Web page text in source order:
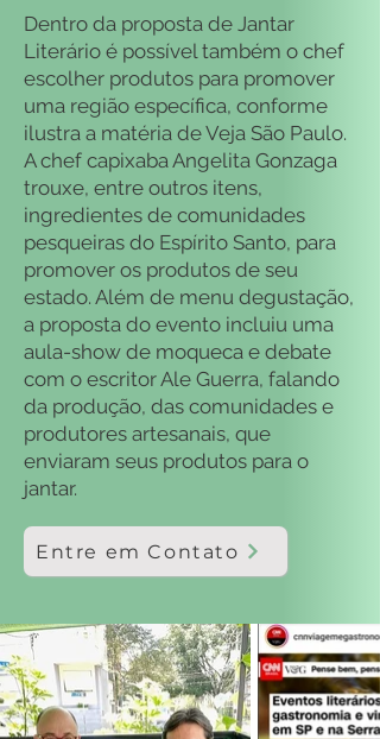
Dentro da proposta de Jantar
Literário é possível também o chef
escolher produtos para promover
uma região específica, conforme
ilustra a matéria de Veja São Paulo.
A chef capixaba Angelita Gonzaga
trouxe, entre outros itens,
ingredientes de comunidades
pesqueiras do Espírito Santo, para
promover os produtos de seu
estado. Além de menu degustação,
a proposta do evento incluiu uma
aula-show de moqueca e debate
com o escritor Ale Guerra, falando
da produção, das comunidades e
produtores artesanais, que
enviaram seus produtos para o
jantar.
Entre em Contato